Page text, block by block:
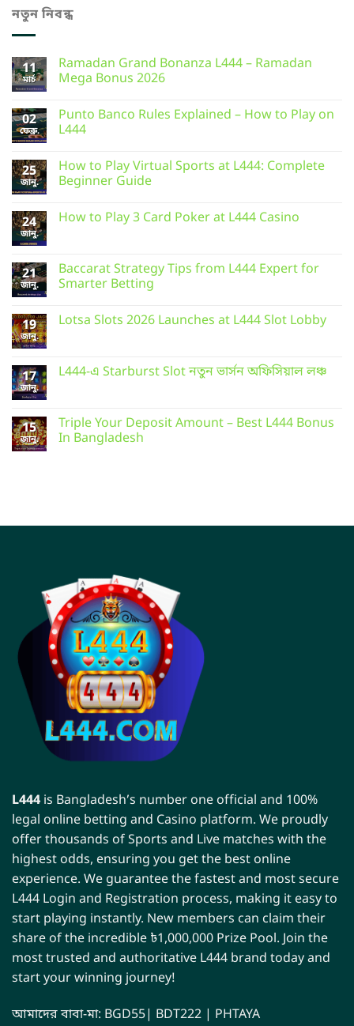
নতুন নিবন্ধ
11
মার্চ
Ramadan Grand Bonanza L444 – Ramadan
Mega Bonus 2026
02
ফেব্রু.
Punto Banco Rules Explained – How to Play on
L444
25
জানু.
How to Play Virtual Sports at L444: Complete
Beginner Guide
24
জানু.
How to Play 3 Card Poker at L444 Casino
21
জানু.
Baccarat Strategy Tips from L444 Expert for
Smarter Betting
19
জানু.
Lotsa Slots 2026 Launches at L444 Slot Lobby
17
জানু.
L444-এ Starburst Slot নতুন ভার্সন অফিসিয়াল লঞ্চ
15
জানু.
Triple Your Deposit Amount – Best L444 Bonus
In Bangladesh
L444 is Bangladesh’s number one official and 100%
legal online betting and Casino platform. We proudly
offer thousands of Sports and Live matches with the
highest odds, ensuring you get the best online
experience. We guarantee the fastest and most secure
L444 Login and Registration process, making it easy to
start playing instantly. New members can claim their
share of the incredible ৳1,000,000 Prize Pool. Join the
most trusted and authoritative L444 brand today and
start your winning journey!
আমাদের বাবা-মা: BGD55 BDT222 PHTAYA